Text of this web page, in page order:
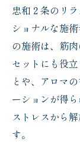
忠和２条のリ
ショナルな施
の施術は、筋
セットにも役
とや、アロマ
ーションが得
ストレスから
す。